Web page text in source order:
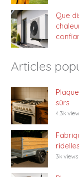
Que
Articles
sûrs
4.3k
3k views